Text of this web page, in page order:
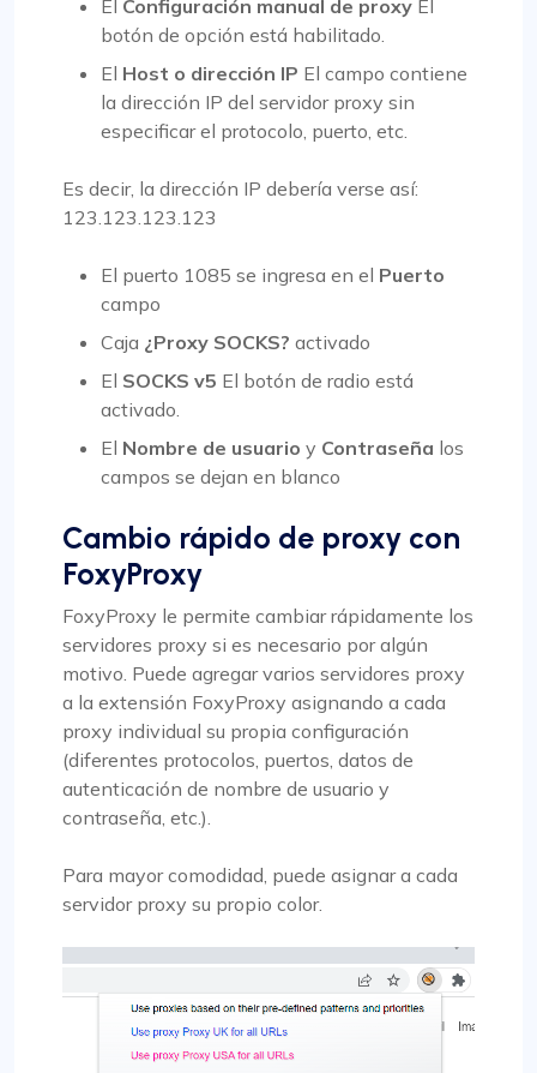
El Configuración manual de proxy El
botón de opción está habilitado.
El Host o dirección IP El campo contiene
la dirección IP del servidor proxy sin
especificar el protocolo, puerto, etc.
Es decir, la dirección IP debería verse así:
123.123.123.123
El puerto 1085 se ingresa en el Puerto
campo
Caja ¿Proxy SOCKS? activado
El SOCKS v5 El botón de radio está
activado.
El Nombre de usuario y Contraseña los
campos se dejan en blanco
Cambio rápido de proxy con
FoxyProxy
FoxyProxy le permite cambiar rápidamente los
servidores proxy si es necesario por algún
motivo. Puede agregar varios servidores proxy
a la extensión FoxyProxy asignando a cada
proxy individual su propia configuración
(diferentes protocolos, puertos, datos de
autenticación de nombre de usuario y
contraseña, etc.).
Para mayor comodidad, puede asignar a cada
servidor proxy su propio color.